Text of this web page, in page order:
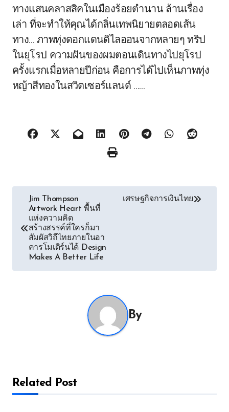
ทางแสนคลาสสิคในเมืองร้อยตำนาน ล้านเรื่อง
เล่า ที่จะทำให้คุณได้กลิ่นเทพนิยายตลอดเส้น
ทาง… ภาพทุ่งดอกแดนดิไลออนจากหลายๆ ทริป
ในยุโรป ความฝันของผมตอนเดินทางไปยุโรป
ครั้งแรกเมื่อหลายปีก่อน คือการได้ไปเห็นภาพทุ่ง
หญ้าสีทองในสวิตเซอร์แลนด์ ……
Post
navigation
Jim Thompson
Artwork Heart พื้นที่
แห่งความคิด
สร้างสรรค์ที่ใครก็มา
สัมผัสวิถีไทยภายในอา
คารโมเดิร์นได้ Design
Makes A Better Life
เศรษฐกิจการเงินไทย
By
Related Post